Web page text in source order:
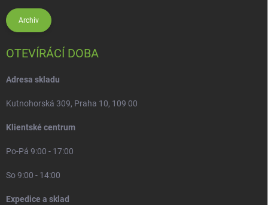
Archiv
OTEVÍRÁCÍ DOBA
Adresa skladu
Kutnohorská 309, Praha 10, 109 00
Klientské centrum
Po-Pá 9:00 - 17:00
So 9:00 - 14:00
Expedice a sklad